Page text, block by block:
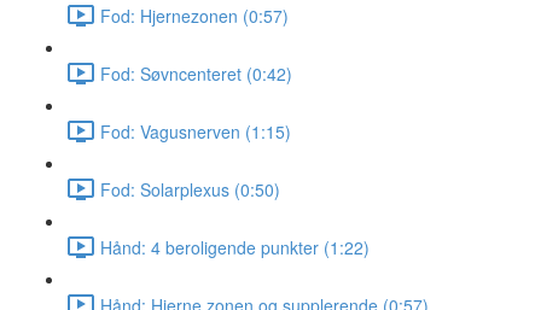
Fod: Hjernezonen (0:57)
Fod: Søvncenteret (0:42)
Fod: Vagusnerven (1:15)
Fod: Solarplexus (0:50)
Hånd: 4 beroligende punkter (1:22)
Hånd: Hjerne zonen og supplerende (0:57)